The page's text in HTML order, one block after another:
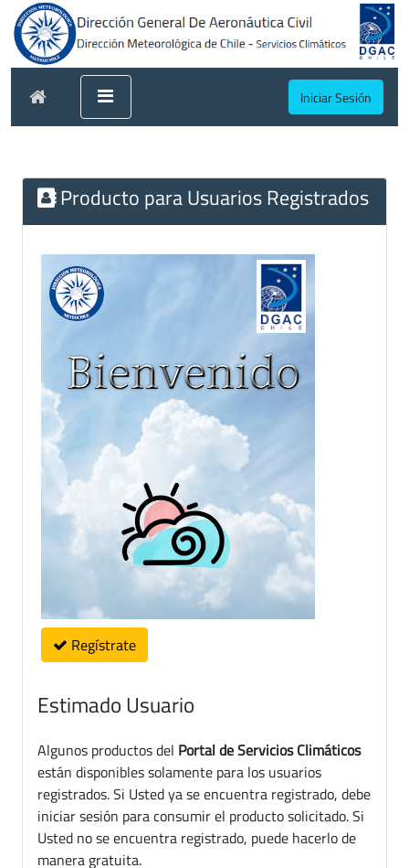
Iniciar Sesión
Producto para Usuarios Registrados
Regístrate
Estimado Usuario
Algunos productos del Portal de Servicios Climáticos
están disponibles solamente para los usuarios
registrados. Si Usted ya se encuentra registrado, debe
iniciar sesión para consumir el producto solicitado. Si
Usted no se encuentra registrado, puede hacerlo de
manera gratuita.